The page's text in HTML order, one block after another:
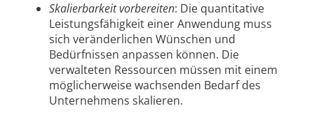
Skalierbarkeit vorbereiten: Die quantitative
Leistungsfähigkeit einer Anwendung muss
sich veränderlichen Wünschen und
Bedürfnissen anpassen können. Die
verwalteten Ressourcen müssen mit einem
möglicherweise wachsenden Bedarf des
Unternehmens skalieren.